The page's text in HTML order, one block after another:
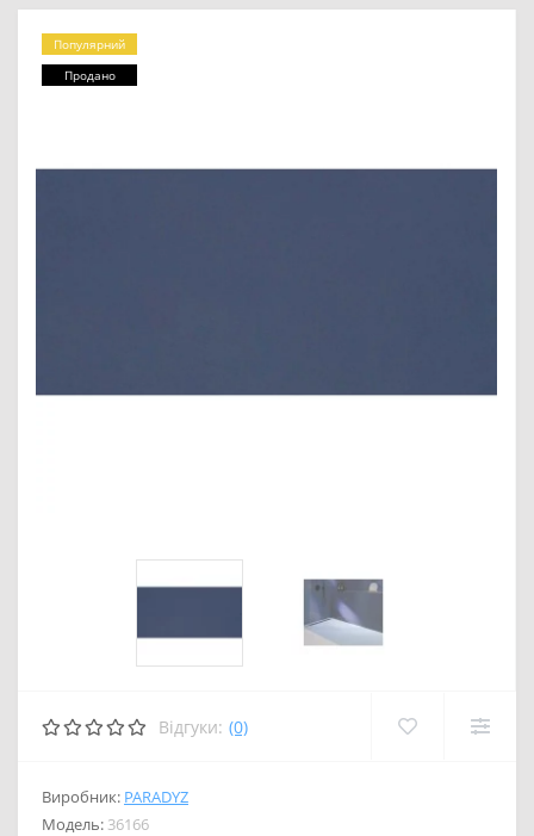
Популярний
Продано
Відгуки: (0)
Виробник: PARADYZ
Модель: 36166